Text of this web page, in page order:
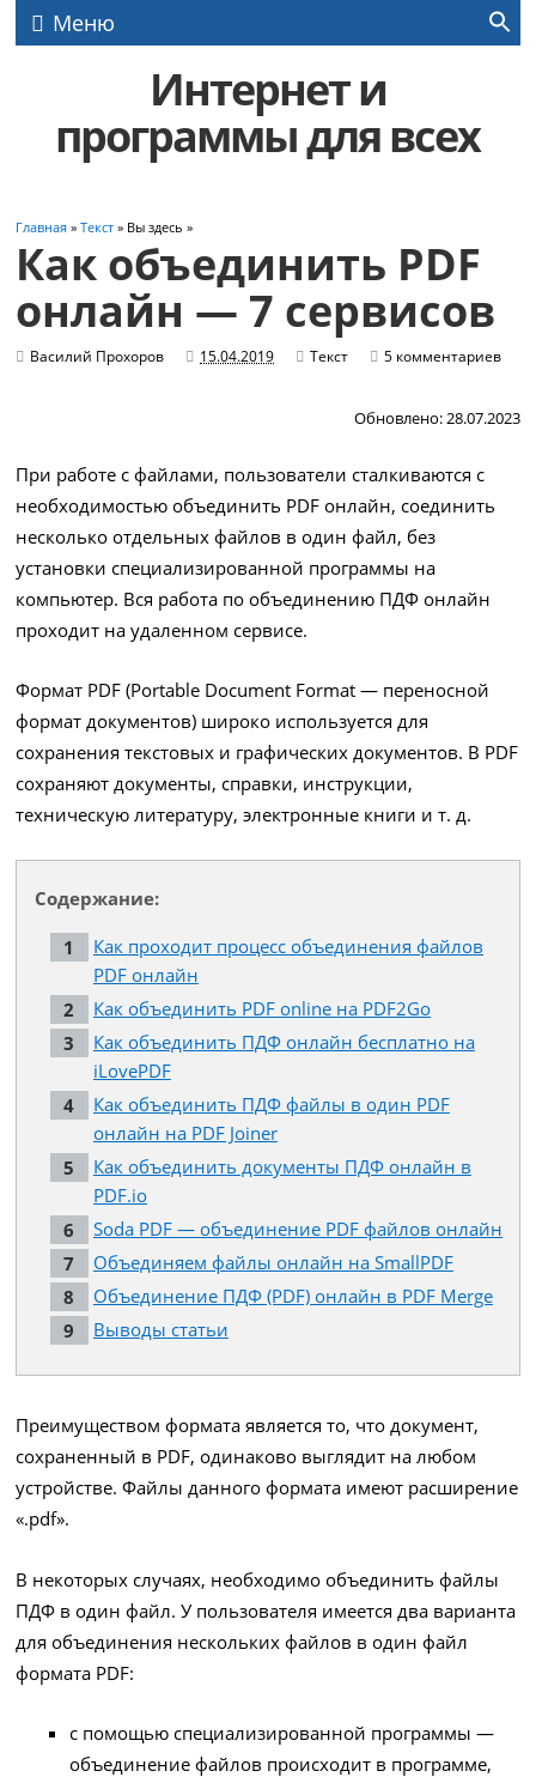
Меню
Интернет и
программы для всех
Главная »Текст » Вы здесь »
Как объединить PDF
онлайн — 7 сервисов
Василий Прохоров 15.04.2019 Текст 5 комментариев
Обновлено: 28.07.2023
При работе с файлами, пользователи сталкиваются с
необходимостью объединить PDF онлайн, соединить
несколько отдельных файлов в один файл, без
установки специализированной программы на
компьютер. Вся работа по объединению ПДФ онлайн
проходит на удаленном сервисе.
Формат PDF (Portable Document Format — переносной
формат документов) широко используется для
сохранения текстовых и графических документов. В PDF
сохраняют документы, справки, инструкции,
техническую литературу, электронные книги и т. д.
Содержание:
Как проходит процесс объединения файлов
PDF онлайн
Как объединить PDF online на PDF2Go
Как объединить ПДФ онлайн бесплатно на
iLovePDF
Как объединить ПДФ файлы в один PDF
онлайн на PDF Joiner
Как объединить документы ПДФ онлайн в
PDF.io
Soda PDF — объединение PDF файлов онлайн
Объединяем файлы онлайн на SmallPDF
Объединение ПДФ (PDF) онлайн в PDF Merge
Выводы статьи
Преимуществом формата является то, что документ,
сохраненный в PDF, одинаково выглядит на любом
устройстве. Файлы данного формата имеют расширение
«.pdf».
В некоторых случаях, необходимо объединить файлы
ПДФ в один файл. У пользователя имеется два варианта
для объединения нескольких файлов в один файл
формата PDF:
с помощью специализированной программы —
объединение файлов происходит в программе,